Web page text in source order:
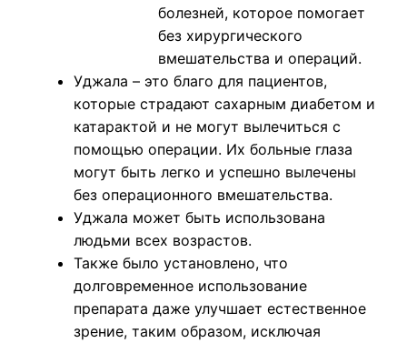
болезней, которое помогает
без хирургического
вмешательства и операций.
Уджала – это благо для пациентов,
которые страдают сахарным диабетом и
катарактой и не могут вылечиться с
помощью операции. Их больные глаза
могут быть легко и успешно вылечены
без операционного вмешательства.
Уджала может быть использована
людьми всех возрастов.
Также было установлено, что
долговременное использование
препарата даже улучшает естественное
зрение, таким образом, исключая